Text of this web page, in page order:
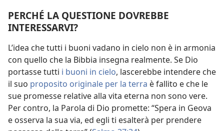
PERCHÉ LA QUESTIONE DOVREBBE
INTERESSARVI?
L’idea che tutti i buoni vadano in cielo non è in armonia
con quello che la Bibbia insegna realmente. Se Dio
portasse tutti i buoni in cielo, lascerebbe intendere che
il suo proposito originale per la terra è fallito e che le
sue promesse relative alla vita eterna non sono vere.
Per contro, la Parola di Dio promette: “Spera in Geova
e osserva la sua via, ed egli ti esalterà per prendere